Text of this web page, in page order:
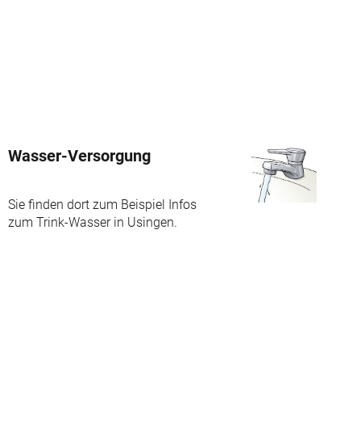
Wasser-Versorgung
Sie finden dort zum Beispiel Infos
zum Trink-Wasser in Usingen.